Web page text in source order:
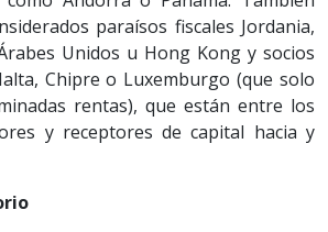
paraísos fiscales Jordania,
Unidos u Hong Kong y socios
Chipre o Luxemburgo (que solo
rentas), que están entre los
y receptores de capital hacia y